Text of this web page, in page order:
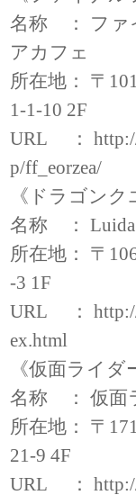
名称 ： ファ
アカフェ
所在地： 〒
1-1-10 2F
URL ：
p/ff_eorzea/
《ドラゴンク
名称 ：
所在地： 〒
-3 1F
URL ：
ex.html
《仮面ライダ
名称 ： 仮面
所在地： 〒
21-9 4F
URL ：